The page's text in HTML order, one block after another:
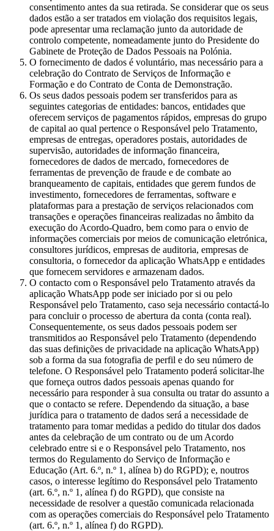
consentimento antes da sua retirada. Se considerar que os seus
dados estão a ser tratados em violação dos requisitos legais,
pode apresentar uma reclamação junto da autoridade de
controlo competente, nomeadamente junto do Presidente do
Gabinete de Proteção de Dados Pessoais na Polónia.
O fornecimento de dados é voluntário, mas necessário para a
celebração do Contrato de Serviços de Informação e
Formação e do Contrato de Conta de Demonstração.
Os seus dados pessoais podem ser transferidos para as
seguintes categorias de entidades: bancos, entidades que
oferecem serviços de pagamentos rápidos, empresas do grupo
de capital ao qual pertence o Responsável pelo Tratamento,
empresas de entregas, operadores postais, autoridades de
supervisão, autoridades de informação financeira,
fornecedores de dados de mercado, fornecedores de
ferramentas de prevenção de fraude e de combate ao
branqueamento de capitais, entidades que gerem fundos de
investimento, fornecedores de ferramentas, software e
plataformas para a prestação de serviços relacionados com
transações e operações financeiras realizadas no âmbito da
execução do Acordo-Quadro, bem como para o envio de
informações comerciais por meios de comunicação eletrónica,
consultores jurídicos, empresas de auditoria, empresas de
consultoria, o fornecedor da aplicação WhatsApp e entidades
que fornecem servidores e armazenam dados.
O contacto com o Responsável pelo Tratamento através da
aplicação WhatsApp pode ser iniciado por si ou pelo
Responsável pelo Tratamento, caso seja necessário contactá-lo
para concluir o processo de abertura da conta (conta real).
Consequentemente, os seus dados pessoais podem ser
transmitidos ao Responsável pelo Tratamento (dependendo
das suas definições de privacidade na aplicação WhatsApp)
sob a forma da sua fotografia de perfil e do seu número de
telefone. O Responsável pelo Tratamento poderá solicitar-lhe
que forneça outros dados pessoais apenas quando for
necessário para responder à sua consulta ou tratar do assunto a
que o contacto se refere. Dependendo da situação, a base
jurídica para o tratamento de dados será a necessidade de
tratamento para tomar medidas a pedido do titular dos dados
antes da celebração de um contrato ou de um Acordo
celebrado entre si e o Responsável pelo Tratamento, nos
termos do Regulamento do Serviço de Informação e
Educação (Art. 6.º, n.º 1, alínea b) do RGPD); e, noutros
casos, o interesse legítimo do Responsável pelo Tratamento
(art. 6.º, n.º 1, alínea f) do RGPD), que consiste na
necessidade de resolver a questão comunicada relacionada
com as operações comerciais do Responsável pelo Tratamento
(art. 6.º, n.º 1, alínea f) do RGPD).